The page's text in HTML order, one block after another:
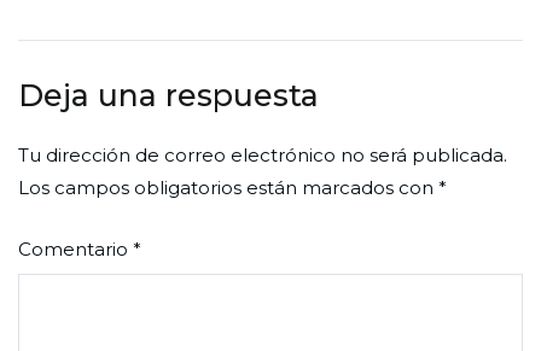
Deja una respuesta
Tu dirección de correo electrónico no será publicada.
Los campos obligatorios están marcados con *
Comentario *